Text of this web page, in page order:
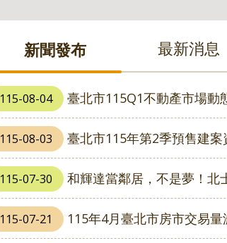
新聞發布 最新消息
115-08-04 臺北市115Q1不動產市場動
115-08-03 臺北市115年第2季預售建案
115-07-30 和輝達當鄰居，不是夢！北士科最後3
115-07-21 115年4月臺北市房市交易量減